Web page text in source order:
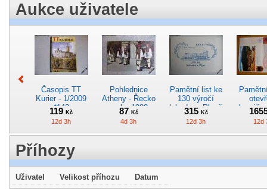
Aukce uživatele
Časopis TT
Kurier - 1/2009
*142
119Kč
12d 3h
Pohlednice
Atheny - Řecko
z roku 1989.
Nová nepoužitá
*5019
87 Kč
4d 3h
Pamětní list ke
130 výročí
lokodepa Plzeň
*2963
315 Kč
12d 3h 12d
Pohlednice
Pohlednice
Pohlednice
Příhozy
Uživatel Velikost příhozu Datum